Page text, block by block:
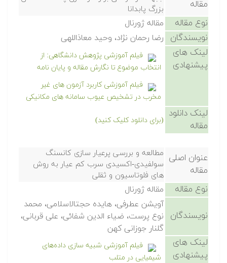
مقاله
بزرگ پابدانا
نوع مقاله مقاله ژورنال
نویسندگان رضا رحمان نژاد، وحید معاذاللهی
لینک های
پیشنهادی
فیلم آموزشی پژوهش دانشگاهی: از
انتخاب موضوع تا نگارش مقاله و پایان نامه
فیلم آموزشی کاربرد آزمون های غیر
مخرب در تشخیص عیوب سامانه های مکانیکی
لینک دانلود
مقاله
(برای دانلود کلیک کنید)
عنوان اصلی
مقاله
مطالعه و بررسی پرعیار سازی کانسنگ
سولفیدی-اکسیدی سرب کم عیار به روش
های فلوتاسیون و ثقلی
نوع مقاله مقاله ژورنال
نویسندگان
آویشن عطرفی، هایده حجتالاسلامی، محمد
نوع پرست، ضیاء الدین شفائی، علی قربانی،
گلنار جوزانی کهن
لینک های
پیشنهادی
فیلم آموزشی شبیه سازی داده‌های
شیمیایی در متلب